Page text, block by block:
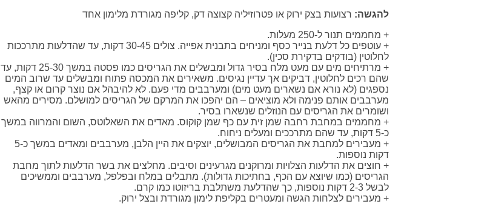
להגשה: רצועות בצק ירוק או פטרוזיליה קצוצה דק, קליפה מגורדת מלימון אחד
+ מחממים תנור ל-250 מעלות.
+ עוטפים כל דלעת בנייר כסף ומניחים בתבנית אפייה. צולים 30-45 דקות, עד שהדלעות מתרככות
לחלוטין (בודקים בדקירת סכין).
+ מרתיחים מים עם מעט מלח בסיר גדול ומבשלים את הגריסים כמו פסטה במשך 25-30 דקות, עד
שהם רכים לחלוטין, דביקים אך עדיין נגיסים. משאירים את המכסה פתוח ומבשלים עד שרוב המים
נספגים (לא נורא אם נשארים מעט מים) ומערבבים מדי פעם. לא להיבהל אם נוצר קרום או קצף,
מערבבים אותם פנימה ולא מוציאים – הם יהפכו את המרקם של הגריסים למושלם. מסירים מהאש
ושומרים את הגריסים עם הנוזלים שנשארו בסיר.
+ מחממים במחבת רחבה שמן זית עם כף שמן קוקוס. מאדים את השאלוטס, השום והמרווה במשך
כ-5 דקות, עד שהם מתרככים ומעלים ניחוח.
+ מעבירים למחבת את הגריסים המבושלים, יוצקים את היין הלבן, מערבבים ומאדים במשך כ-5
דקות נוספות.
+ חוצים את הדלעות הצלויות ומרוקנים מגרעינים וסיבים. מחלצים את בשר הדלעות לתוך מחבת
הגריסים (כמו שיוצא עם הכף, בחתיכות גדולות). מתבלים במלח ובפלפל, מערבבים וממשיכים
לבשל 2-3 דקות נוספות, כך שהדלעת משתלבת בריזוטו כמו קרם.
+ מעבירים לצלחות הגשה ומעטרים בקליפת לימון מגורדת ובצל ירוק.